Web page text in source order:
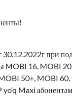
30.12.2022г при
MOBI 16, MOBI
50+, MOBI 60,
Maxi